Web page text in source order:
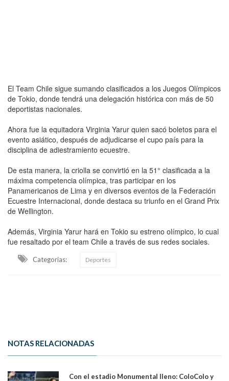
El Team Chile sigue sumando clasificados a los Juegos Olímpicos
de Tokio, donde tendrá una delegación histórica con más de 50
deportistas nacionales.
Ahora fue la equitadora Virginia Yarur quien sacó boletos para el
evento asiático, después de adjudicarse el cupo país para la
disciplina de adiestramiento ecuestre.
De esta manera, la criolla se convirtió en la 51° clasificada a la
máxima competencia olímpica, tras participar en los
Panamericanos de Lima y en diversos eventos de la Federación
Ecuestre Internacional, donde destaca su triunfo en el Grand Prix
de Wellington.
Además, Virginia Yarur hará en Tokio su estreno olímpico, lo cual
fue resaltado por el team Chile a través de sus redes sociales.
Categorias: Deportes
NOTAS RELACIONADAS
Con el estadio Monumental lleno: ColoColo y